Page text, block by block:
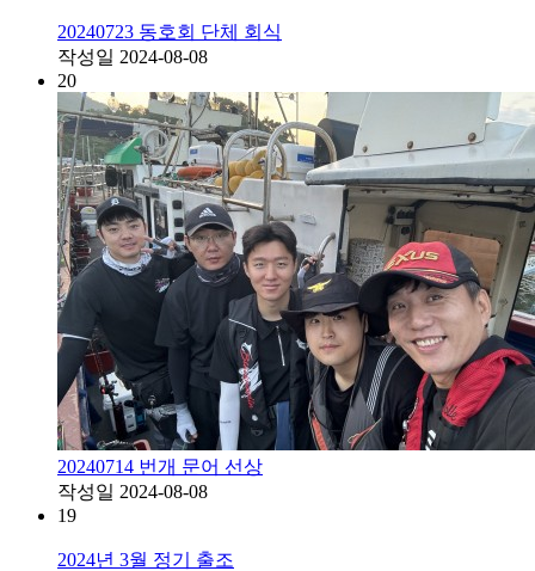
20240723 동호회 단체 회식
작성일 2024-08-08
20
20240714 번개 문어 선상
작성일 2024-08-08
19
2024년 3월 정기 출조